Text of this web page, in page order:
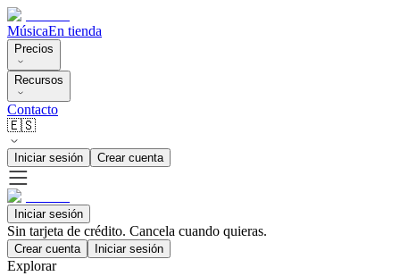
MúsicaEn tienda
Precios
Recursos
Contacto
🇪🇸
Iniciar sesión Crear cuenta
Iniciar sesión
Sin tarjeta de crédito. Cancela cuando quieras.
Crear cuenta Iniciar sesión
Explorar